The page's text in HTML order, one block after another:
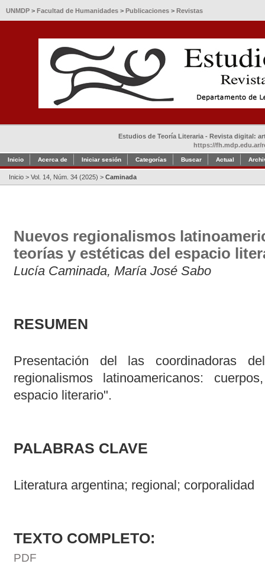
UNMDP > Facultad de Humanidades > Publicaciones > Revistas
Estudios de Teoría Literaria - Revista digital:
https://fh.mdp.edu.ar/
Inicio Acerca de Iniciar sesión Categorías Buscar Actual
Inicio > Vol. 14, Núm. 34 (2025) > Caminada
Nuevos regionalismos
teorías y estéticas del espacio
Lucía Caminada, María José Sabo
RESUMEN
Presentación del las coordinadoras
regionalismos latinoamericanos:
espacio literario".
PALABRAS CLAVE
Literatura argentina; regional; corporalidad
TEXTO COMPLETO:
PDF